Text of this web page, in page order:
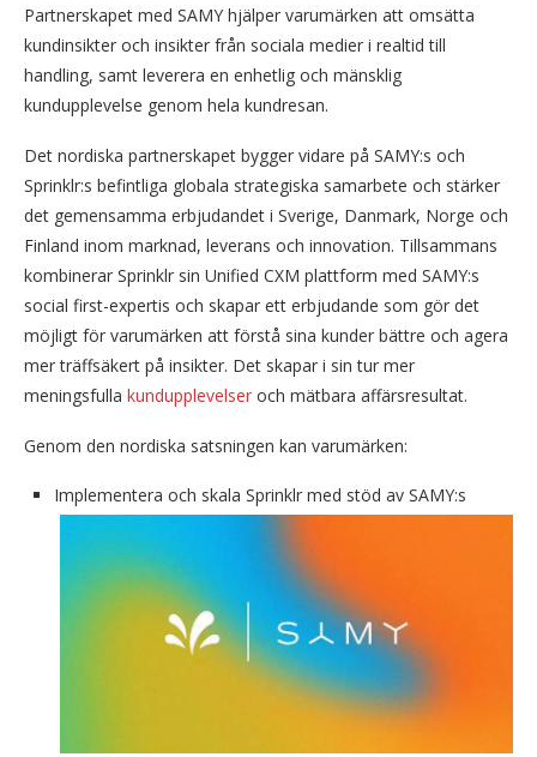
Partnerskapet med SAMY hjälper varumärken att omsätta
kundinsikter och insikter från sociala medier i realtid till
handling, samt leverera en enhetlig och mänsklig
kundupplevelse genom hela kundresan.
Det nordiska partnerskapet bygger vidare på SAMY:s och
Sprinklr:s befintliga globala strategiska samarbete och stärker
det gemensamma erbjudandet i Sverige, Danmark, Norge och
Finland inom marknad, leverans och innovation. Tillsammans
kombinerar Sprinklr sin Unified CXM plattform med SAMY:s
social first-expertis och skapar ett erbjudande som gör det
möjligt för varumärken att förstå sina kunder bättre och agera
mer träffsäkert på insikter. Det skapar i sin tur mer
meningsfulla kundupplevelser och mätbara affärsresultat.
Genom den nordiska satsningen kan varumärken:
Implementera och skala Sprinklr med stöd av SAMY:s